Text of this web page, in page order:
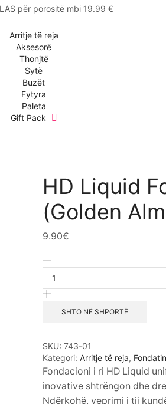
për porositë mbi 19.99 €
Arritje të reja
Aksesorë
Thonjtë
Sytë
Buzët
Fytyra
Paleta
Gift Pack
HD Liquid
(Golden
9.90€
HD
Foundation
#743-
sasia
SHTO NË SHPORTË
SKU: 743-01
Kategori: Arritje të reja,
Fondacioni i ri HD Liquid
inovative shtrëngon dhe
Ndërkohë, veprimi i tij